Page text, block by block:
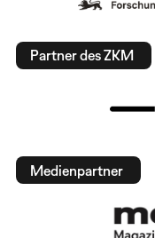
Partner des ZKM
Medienpartner